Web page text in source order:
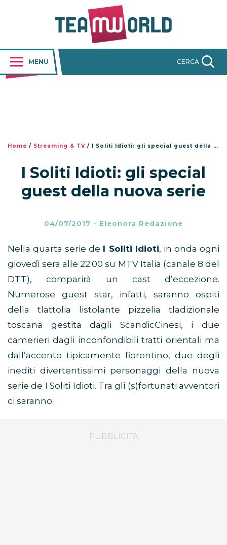
MENU CERCA
Home / Streaming & TV / I Soliti Idioti: gli special guest della nuova serie
I Soliti Idioti: gli special
guest della nuova serie
04/07/2017 - Eleonora Redazione
Nella quarta serie de I Soliti Idioti, in onda ogni
giovedì sera alle 22.00 su MTV Italia (canale 8 del
DTT), comparirà un cast d’eccezione.
Numerose guest star, infatti, saranno ospiti
della tlattolia listolante pizzelia tladizionale
toscana gestita dagli ScandicCinesi, i due
camerieri dagli inconfondibili tratti orientali ma
dall’accento tipicamente fiorentino, due degli
inediti divertentissimi personaggi della nuova
serie de I Soliti Idioti. Tra gli (s)fortunati avventori
ci saranno: